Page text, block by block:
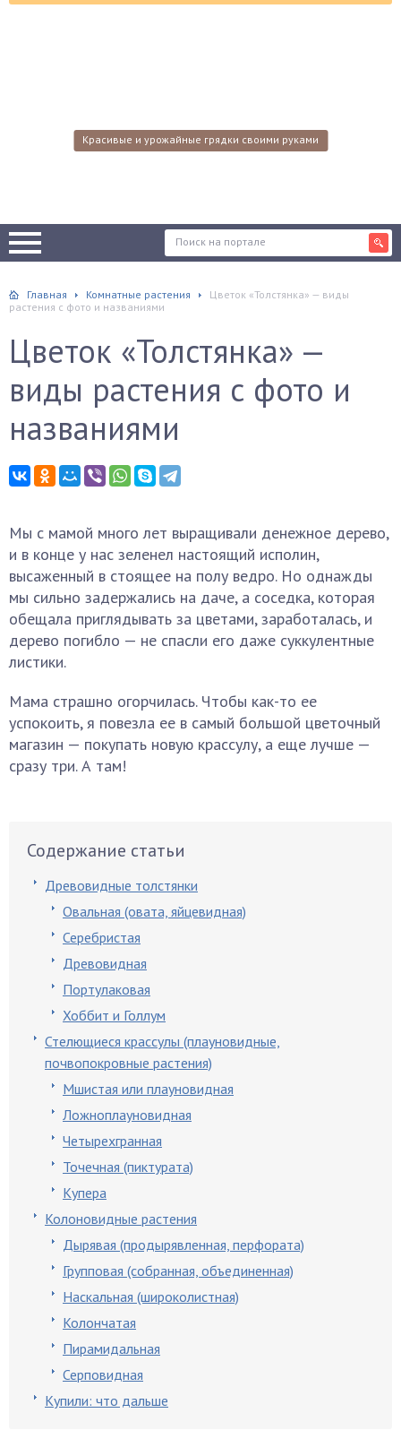
Красивые и урожайные грядки своими руками
Главная Комнатные растения
Цветок «Толстянка» — виды
растения с фото и названиями
Цветок «Толстянка» —
виды растения с фото и
названиями
Мы с мамой много лет выращивали денежное дерево,
и в конце у нас зеленел настоящий исполин,
высаженный в стоящее на полу ведро. Но однажды
мы сильно задержались на даче, а соседка, которая
обещала приглядывать за цветами, заработалась, и
дерево погибло — не спасли его даже суккулентные
листики.
Мама страшно огорчилась. Чтобы как-то ее
успокоить, я повезла ее в самый большой цветочный
магазин — покупать новую крассулу, а еще лучше —
сразу три. А там!
Содержание статьи
Древовидные толстянки
Овальная (овата, яйцевидная)
Серебристая
Древовидная
Портулаковая
Хоббит и Голлум
Стелющиеся крассулы (плауновидные,
почвопокровные растения)
Мшистая или плауновидная
Ложноплауновидная
Четырехгранная
Точечная (пиктурата)
Купера
Колоновидные растения
Дырявая (продырявленная, перфората)
Групповая (собранная, объединенная)
Наскальная (широколистная)
Колончатая
Пирамидальная
Серповидная
Купили: что дальше